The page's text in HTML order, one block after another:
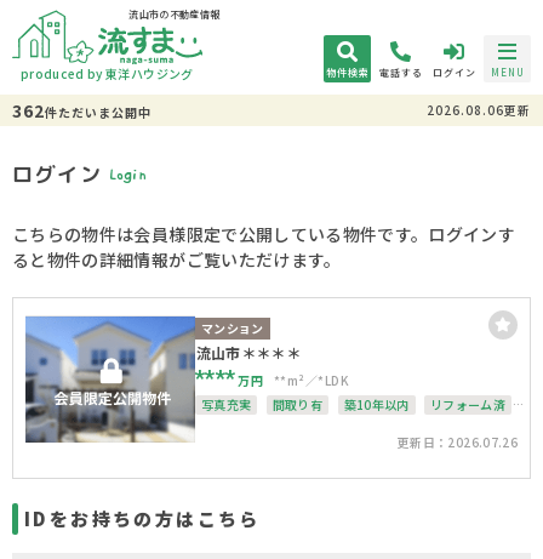
流山市の不動産情報
produced by 東洋ハウジング 物件検索 電話する ログイン MENU
362件ただいま公開中 2026.08.06更新
ログイン Login
こちらの物件は会員様限定で公開している物件です。ログインす
ると物件の詳細情報がご覧いただけます。
マンション
流山市＊＊＊＊
****万円 **m²
*LDK
写真充実
間取り有 築10年以内
リフォーム済
更新日：2026.07.26
IDをお持ちの方はこちら